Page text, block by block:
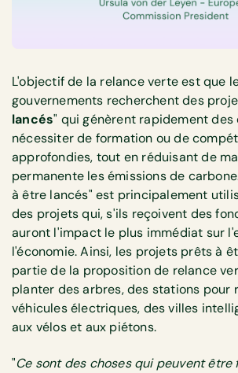
L'objectif de la relance verte est que
gouvernements recherchent des
lancés" qui génèrent rapidement des
nécessiter de formation ou de
approfondies, tout en réduisant de
permanente les émissions de
à être lancés" est principalement
des projets qui, s'ils reçoivent des
auront l'impact le plus immédiat sur
l'économie. Ainsi, les projets prêts à
partie de la proposition de relance
planter des arbres, des stations pour
véhicules électriques, des villes
aux vélos et aux piétons.
"Ce sont des choses qui peuvent être